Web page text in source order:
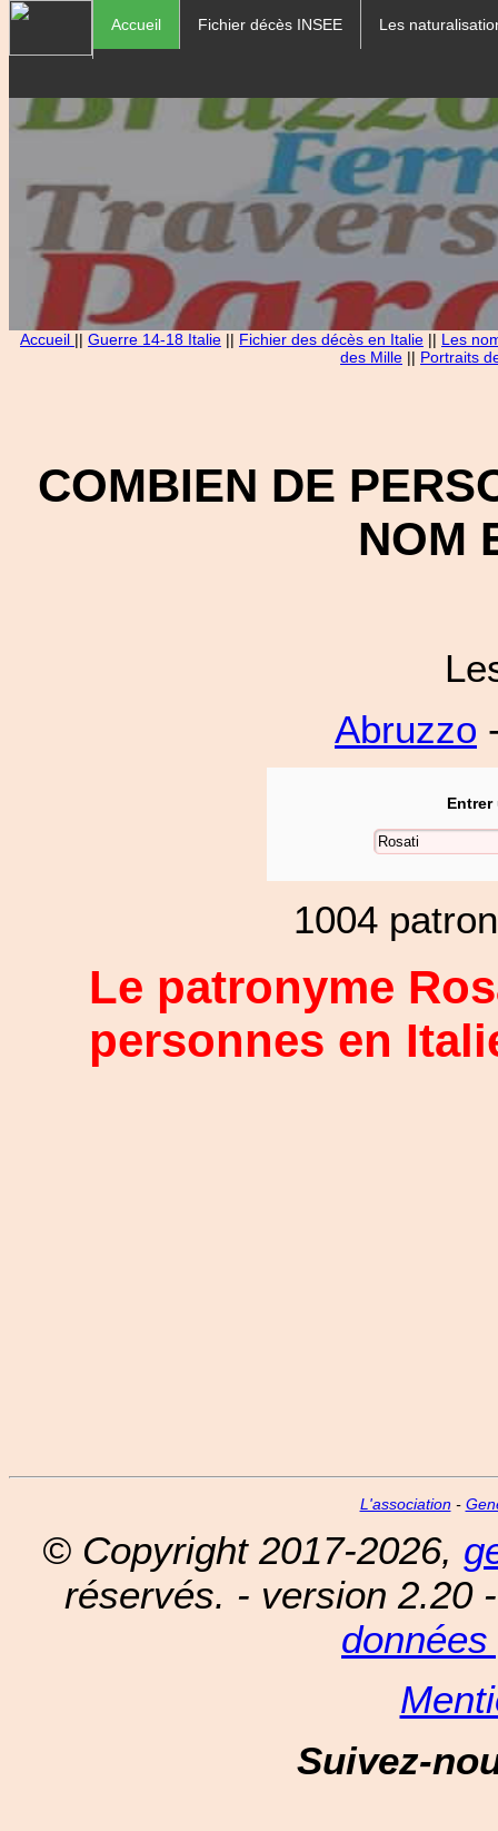
Accueil Fichier décès INSEE Les
Accueil || Guerre 14-18 Italie || Fichier des décès en Italie || Les
des Mille || Portraits
COMBIEN DE
NOM
Abruzzo
Entrer
1004
Le patronyme
personnes en
L'association-
© Copyright 2017-2026,
réservés. - version 2.20
Suivez-